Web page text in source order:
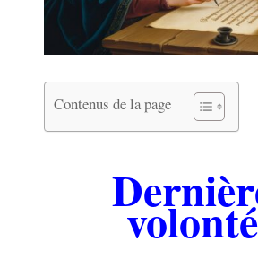
Contenus de la page